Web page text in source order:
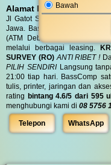
Bawah
Alamat BassComp
Jl Gatot Subroto no 47
Jawa. BassComp melayani
(ATM Debit dan Kartu
melalui berbagai leasing.
SURVEY (RO) ANTI RIBET !
PILIH SENDIRILangsung
21:00 tiap hari. BassComp
tulis, printer, jaringan dan
rating bintang 4.6/5 dari 595
menghubungi kami di 08 5756
Telepon WhatsApp